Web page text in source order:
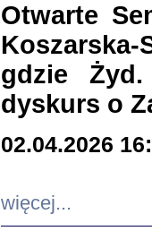
Otwarte
Koszarska-
gdzie
dyskurs o
02.04.2026
więcej...